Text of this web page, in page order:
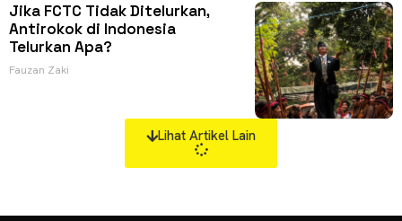
Jika FCTC Tidak Ditelurkan,
Antirokok di Indonesia
Telurkan Apa?
Fauzan Zaki
Lihat Artikel Lain